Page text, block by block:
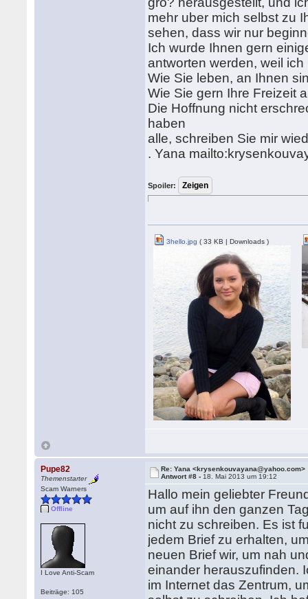
mehr uber mich selbst zu
sehen, dass wir nur
Ich wurde Ihnen gern
antworten werden, weil
Wie Sie leben, an Ihnen
Wie Sie gern Ihre Freizeit
Die Hoffnung nicht
haben
alle, schreiben Sie mir
. Yana
Spoiler:
3hello.jpg ( 33 KB | Downloads )
Pupe82
Themenstarter
Scam Warners
Offline
I Love Anti-Scam
Beiträge: 105
Re: Yana <krysenkouvayana@yahoo.com>
Antwort #8 - 18. Mai 2013 um 19:12
Hallo mein geliebter
um auf ihn den ganzen
nicht zu schreiben. Es ist
jedem Brief zu erhalten,
neuen Brief wir, um nah
einander herauszufinden.
im Internet das Zentrum,